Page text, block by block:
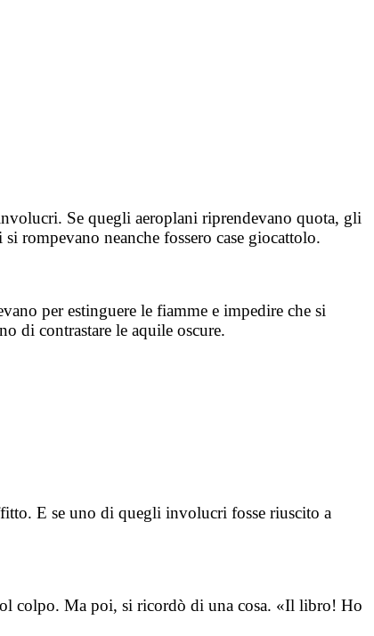
Se quegli aeroplani riprendevano quota, gli
rompevano neanche fossero case giocattolo.
per estinguere le fiamme e impedire che si
di contrastare le aquile oscure.
E se uno di quegli involucri fosse riuscito a
colpo. Ma poi, si ricordò di una cosa. «Il libro! Ho